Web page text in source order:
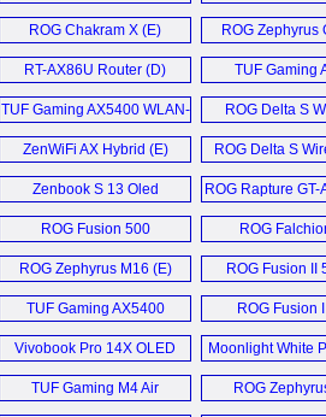
ROG Chakram X (E) ROG Zephyrus
RT-AX86U Router (D) TUF Gaming
TUF Gaming AX5400 WLAN-
Router (D)
ROG Delta S
Headset
ZenWiFi AX Hybrid (E) ROG Delta S
Zenbook S 13 Oled
Laptop (E)
ROG Rapture GT-
router
ROG Fusion 500
Headset (D)
ROG
Mechanical
ROG Zephyrus M16 (E) ROG Fusion II
TUF Gaming AX5400
Router (E)
ROG Fusion
Headset
Vivobook Pro 14X OLED
Notebook (D)
Moonlight White
Collection
TUF Gaming M4 Air
Mouse (E)
ROG
Laptop